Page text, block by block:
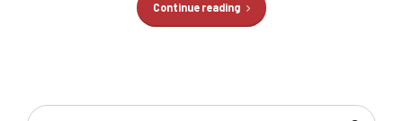
Continue reading